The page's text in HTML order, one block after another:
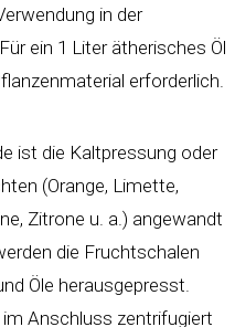
in der
ein 1 Liter ätherisches Öl
erforderlich.
ist die Kaltpressung oder
(Orange, Limette,
Zitrone u. a.) angewandt
die Fruchtschalen
Öle herausgepresst.
Anschluss zentrifugiert